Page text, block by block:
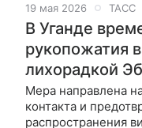
19 мая 2026 ТАСС
В Уганде
рукопожатия
лихорадкой
Мера направлена
контакта и
распространения